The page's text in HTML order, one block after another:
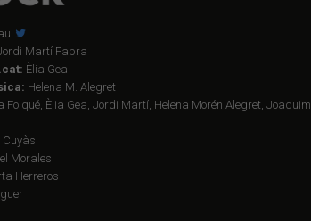
Martí Fabra
Èlia Gea
Helena M. Alegret
Folqué, Èlia Gea, Jordi Martí, Helena Morén Alegret, Joaquim
Cuyàs
Morales
Herreros